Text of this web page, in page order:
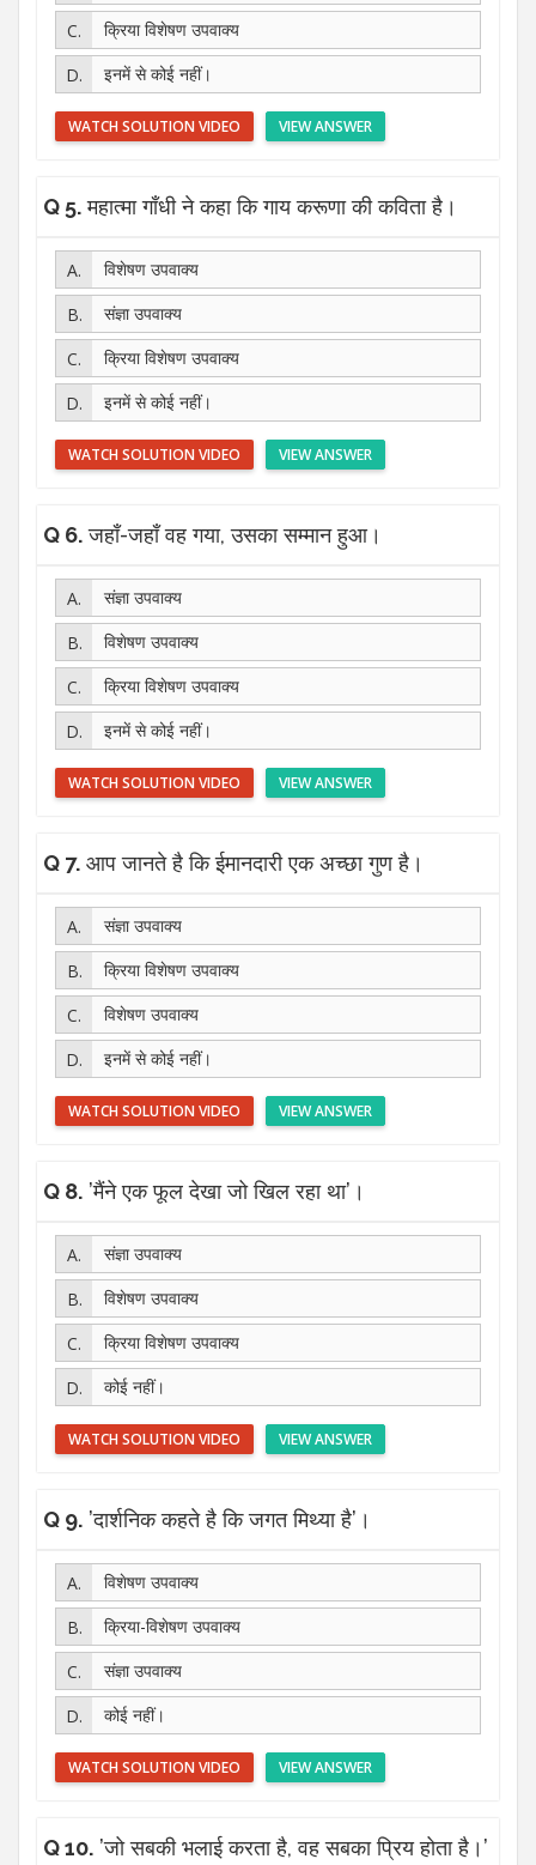
क्रिया विशेषण उपवाक्य
इनमें से कोई नहीं।
VIEW ANSWER
WATCH SOLUTION VIDEO
Q 5.महात्मा गाँधी ने कहा कि गाय करूणा की कविता है।
विशेषण उपवाक्य
संज्ञा उपवाक्य
क्रिया विशेषण उपवाक्य
इनमें से कोई नहीं।
VIEW ANSWER
WATCH SOLUTION VIDEO
Q 6.जहाँ-जहाँ वह गया, उसका सम्मान हुआ।
संज्ञा उपवाक्य
विशेषण उपवाक्य
क्रिया विशेषण उपवाक्य
इनमें से कोई नहीं।
VIEW ANSWER
WATCH SOLUTION VIDEO
Q 7. आप जानते है कि ईमानदारी एक अच्छा गुण है।
संज्ञा उपवाक्य
क्रिया विशेषण उपवाक्य
विशेषण उपवाक्य
इनमें से कोई नहीं।
VIEW ANSWER
WATCH SOLUTION VIDEO
Q 8. ’मैंने एक फूल देखा जो खिल रहा था’।
संज्ञा उपवाक्य
विशेषण उपवाक्य
क्रिया विशेषण उपवाक्य
कोई नहीं।
VIEW ANSWER
WATCH SOLUTION VIDEO
Q 9. ’दार्शनिक कहते है कि जगत मिथ्या है’।
विशेषण उपवाक्य
क्रिया-विशेषण उपवाक्य
संज्ञा उपवाक्य
कोई नहीं।
VIEW ANSWER
WATCH SOLUTION VIDEO
Q 10. ’जो सबकी भलाई करता है, वह सबका प्रिय होता है।’